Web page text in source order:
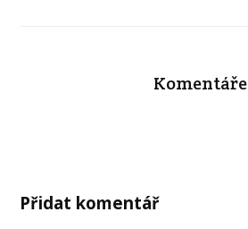
Komentáře
Přidat komentář